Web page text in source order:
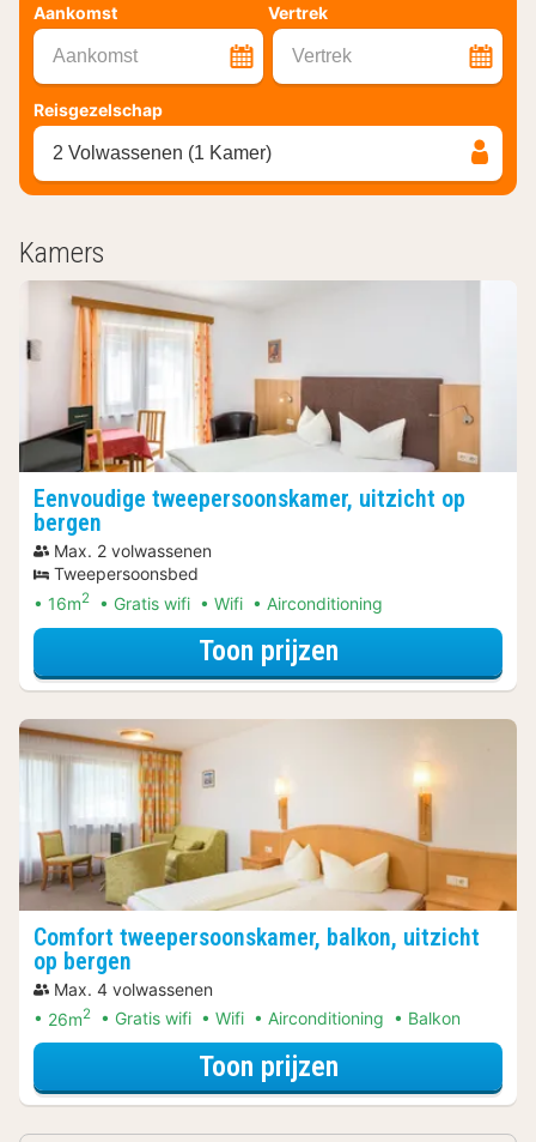
Aankomst Vertrek
Aankomst Vertrek
Reisgezelschap
2 Volwassenen (1 Kamer)
Kamers
Eenvoudige tweepersoonskamer, uitzicht op
bergen
Max. 2 volwassenen
Tweepersoonsbed
16m2 Gratis wifi Wifi Airconditioning
Toon prijzenvoor
Comfort tweepersoonskamer, balkon, uitzicht
op bergen
Max. 4 volwassenen
26m2 Gratis wifi Wifi Airconditioning Balkon
Toon prijzenvoor Comfort